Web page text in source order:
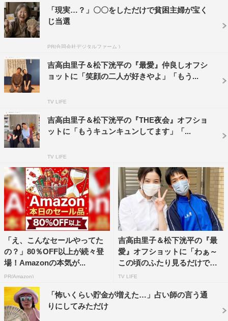
「現実…？」〇〇をしただけで貧困主婦が宝く
じ当選
PR(合同会社デジタルファーム )
吉高由里子＆松下洸平の『最愛』仲良しオフシ
ョットに「笑顔の二人が好きやよ」「もう...
TV LIFE
吉高由里子＆松下洸平の『THE夜会』オフショ
ットに「もうキュンキュンしてます」「...
TV LIFE
「え、こんなセールやってた
の？」80％OFF以上が続々登
場！Amazonの本気が...
PR(Amazon)
吉高由里子＆松下洸平の『最
愛』オフショットに「わぁ～
この頃のふたり見るだけで泣
い...
TV LIFE
「怖いくらい貯金が増えた…」占い師の言う通
りにしてみただけ